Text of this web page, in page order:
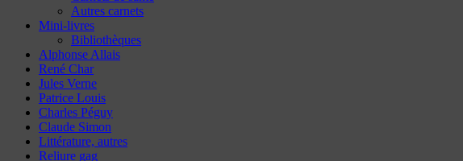
Autres carnets
Mini-livres
Bibliothèques
Alphonse Allais
René Char
Jules Verne
Patrice Louis
Charles Péguy
Claude Simon
Littérature, autres
Reliure gag